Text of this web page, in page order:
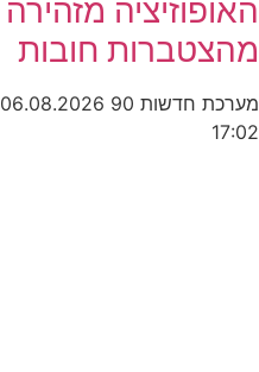
האופוזיציה מזהירה
מהצטברות חובות
מערכת חדשות 90
06.08.2026
17:02